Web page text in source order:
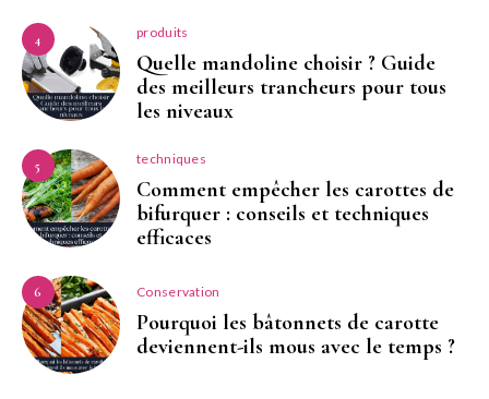
4 produits
Quelle mandoline choisir ? Guide
des meilleurs trancheurs pour tous
les niveaux
5 techniques
Comment empêcher les carottes de
bifurquer : conseils et techniques
efficaces
6 Conservation
Pourquoi les bâtonnets de carotte
deviennent-ils mous avec le temps ?